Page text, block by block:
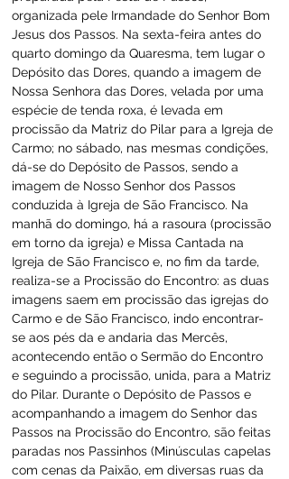
organizada pele Irmandade do Senhor Bom
Jesus dos Passos. Na sexta-feira antes do
quarto domingo da Quaresma, tem lugar o
Depósito das Dores, quando a imagem de
Nossa Senhora das Dores, velada por uma
espécie de tenda roxa, é levada em
procissão da Matriz do Pilar para a Igreja de
Carmo; no sábado, nas mesmas condições,
dá-se do Depósito de Passos, sendo a
imagem de Nosso Senhor dos Passos
conduzida à Igreja de São Francisco. Na
manhã do domingo, há a rasoura (procissão
em torno da igreja) e Missa Cantada na
Igreja de São Francisco e, no fim da tarde,
realiza-se a Procissão do Encontro: as duas
imagens saem em procissão das igrejas do
Carmo e de São Francisco, indo encontrar-
se aos pés da e andaria das Mercês,
acontecendo então o Sermão do Encontro
e seguindo a procissão, unida, para a Matriz
do Pilar. Durante o Depósito de Passos e
acompanhando a imagem do Senhor das
Passos na Procissão do Encontro, são feitas
paradas nos Passinhos (Minúsculas capelas
com cenas da Paixão, em diversas ruas da